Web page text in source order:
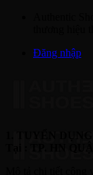
Đăng nhập